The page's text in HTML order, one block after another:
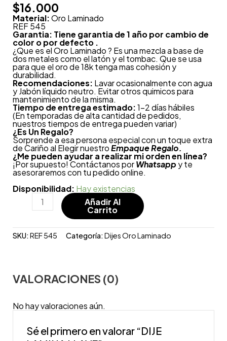
$16.000
Material:Oro Laminado
REF 545
Garantia: Tiene garantia de 1 año por cambio de
color o por defecto .
¿Que es el Oro Laminado ? Es una mezcla a base de
dos metales como el latón y el tombac. Que se usa
para que el oro de 18k tenga mas cohesión y
durabilidad.
Recomendaciones: Lavar ocasionalmente con agua
y Jabón líquido neutro. Evitar otros quimicos para
mantenimiento de la misma.
Tiempo de entrega estimado:1-2 días hábiles
(En temporadas de alta cantidad de pedidos,
nuestros tiempos de entrega pueden variar)
¿Es Un Regalo?
Sorprende a esa persona especial con un toque extra
de Cariño al Elegir nuestroEmpaque Regalo.
¿Me pueden ayudar a realizar mi orden en línea?
¡Por supuesto! Contáctanos porWhatsapp y te
asesoraremos con tu pedido online.
Disponibilidad: Hay existencias
Añadir Al
Carrito
SKU:REF 545 Categoría:Dijes Oro Laminado
VALORACIONES (0)
No hay valoraciones aún.
Sé el primero en valorar “DIJE